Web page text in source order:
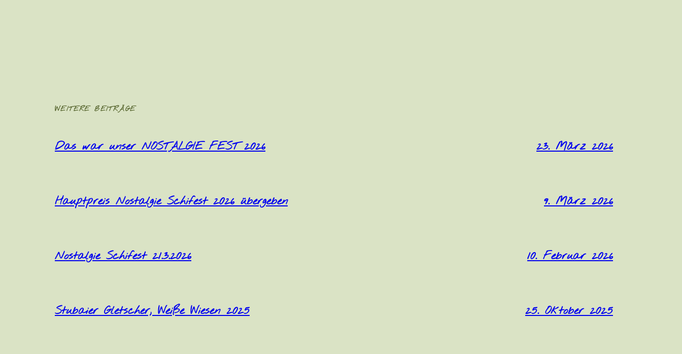
WEITERE BEITRÄGE
Das war unser NOSTALGIE FEST 2026 23. März 2026
Hauptpreis Nostalgie Schifest 2026 übergeben 9. März 2026
Nostalgie Schifest 21.3.2026 10. Februar 2026
Stubaier Gletscher, Weiße Wiesen 2025 25. Oktober 2025